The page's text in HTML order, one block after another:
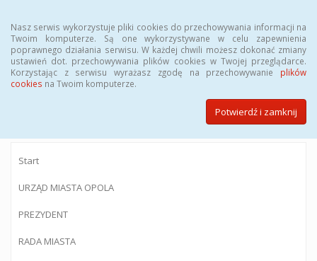
Nasz serwis wykorzystuje pliki cookies do przechowywania informacji na
Twoim komputerze. Są one wykorzystywane w celu zapewnienia
poprawnego działania serwisu. W każdej chwili możesz dokonać zmiany
ustawień dot. przechowywania plików cookies w Twojej przeglądarce.
Korzystając z serwisu wyrażasz zgodę na przechowywanie plików
cookies na Twoim komputerze.
Potwierdź i zamknij
BIULETYN INFORMACJI PUBLICZNEJ
Urzędu Miasta Opola
Start
URZĄD MIASTA OPOLA
PREZYDENT
RADA MIASTA